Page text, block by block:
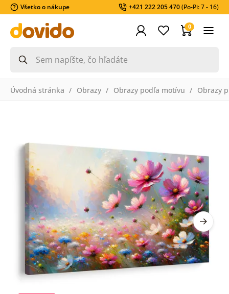
Všetko o nákupe +421 222 205 470(Po-Pi: 7 - 16)
0
Úvodná stránka Obrazy Obrazy podľa motívu Obrazy